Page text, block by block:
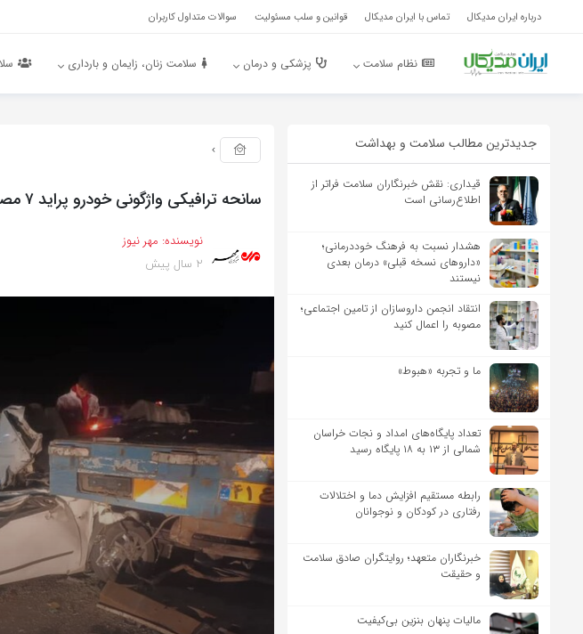
درباره ایران مدیکال تماس با ایران مدیکال قوانین و سلب مسئولیت سوالات متداول کاربران
نظام سلامت پزشکی و درمان سلامت زنان، زایمان و بارداری
جدیدترین مطالب سلامت و بهداشت
قیداری: نقش خبرنگاران سلامت فراتر از
اطلاع‌رسانی است
هشدار نسبت به فرهنگ خوددرمانی؛
«داروهای نسخه قبلی» درمان بعدی
نیستند
انتقاد انجمن داروسازان از تامین اجتماعی؛
مصوبه را اعمال کنید
ما و تجربه «هبوط»
تعداد پایگاه‌های امداد و نجات خراسان
شمالی از ۱۳ به ۱۸ پایگاه رسید
رابطه مستقیم افزایش دما و اختلالات
رفتاری در کودکان و نوجوانان
خبرنگاران متعهد؛ روایتگران صادق سلامت
و حقیقت
مالیات پنهان بنزین بی‌کیفیت
سانحه ترافیکی واژگونی خودرو پراید ۷ مصدوم برجا گذاشت
نویسنده: مهر نیوز
2 سال پیش